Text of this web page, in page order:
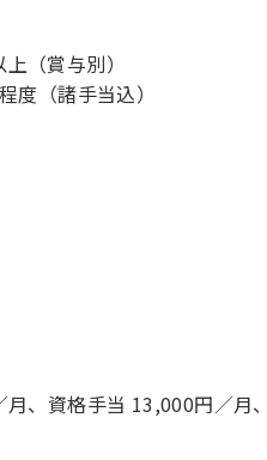
（賞与別）
度（諸手当込）
、資格手当 13,000円／月